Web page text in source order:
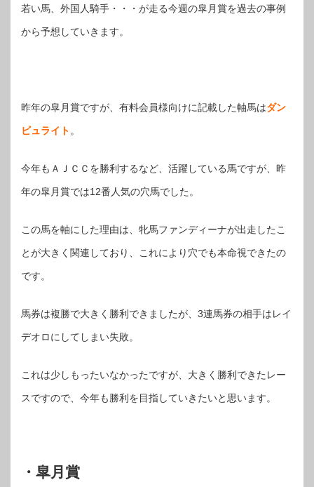
若い馬、外国人騎手・・・が走る今週の皐月賞を過去の事例
から予想していきます。
昨年の皐月賞ですが、有料会員様向けに記載した軸馬はダン
ビュライト 。
今年もＡＪＣＣを勝利するなど、活躍している馬ですが、昨
年の皐月賞では12番人気の穴馬でした。
この馬を軸にした理由は、牝馬ファンディーナが出走したこ
とが大きく関連しており、これにより穴でも本命視できたの
です。
馬券は複勝で大きく勝利できましたが、3連馬券の相手はレイ
デオロにしてしまい失敗。
これは少しもったいなかったですが、大きく勝利できたレー
スですので、今年も勝利を目指していきたいと思います。
・皐月賞